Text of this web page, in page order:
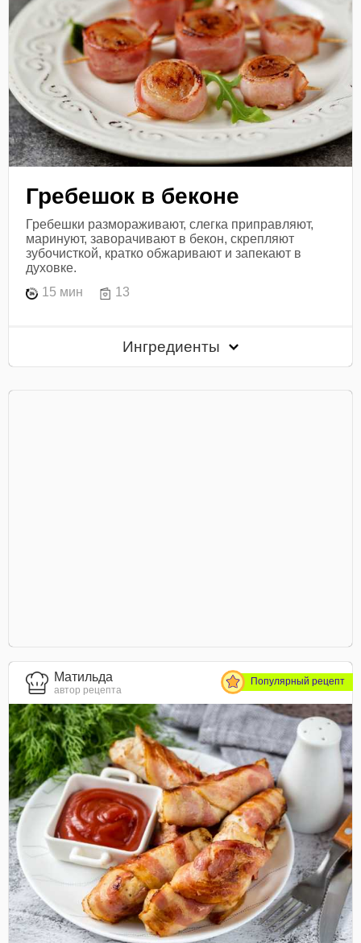
Гребешок в беконе
Гребешки размораживают, слегка приправляют,
маринуют, заворачивают в бекон, скрепляют
зубочисткой, кратко обжаривают и запекают в
духовке.
15 мин
13
Ингредиенты
Матильда
автор рецепта
Популярный рецепт